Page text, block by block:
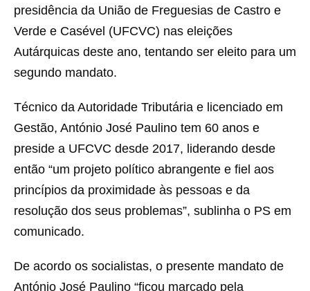
presidência da União de Freguesias de Castro e
Verde e Casével (UFCVC) nas eleições
Autárquicas deste ano, tentando ser eleito para um
segundo mandato.
Técnico da Autoridade Tributária e licenciado em
Gestão, António José Paulino tem 60 anos e
preside a UFCVC desde 2017, liderando desde
então “um projeto político abrangente e fiel aos
princípios da proximidade às pessoas e da
resolução dos seus problemas”, sublinha o PS em
comunicado.
De acordo os socialistas, o presente mandato de
António José Paulino “ficou marcado pela